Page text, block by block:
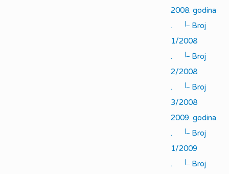
2008. godina
.
|_ Broj
1/2008
.
|_ Broj
2/2008
.
|_ Broj
3/2008
2009. godina
.
|_ Broj
1/2009
.
|_ Broj